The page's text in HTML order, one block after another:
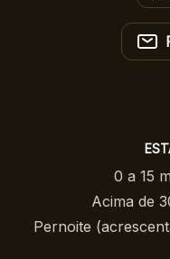
0 a 15
Acima de
Pernoite